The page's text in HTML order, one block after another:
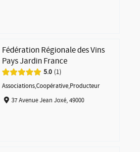
Fédération Régionale des Vins
Pays Jardin France
5.0 1
Associations,Coopérative,Producteur
37 Avenue Jean Joxé, 49000